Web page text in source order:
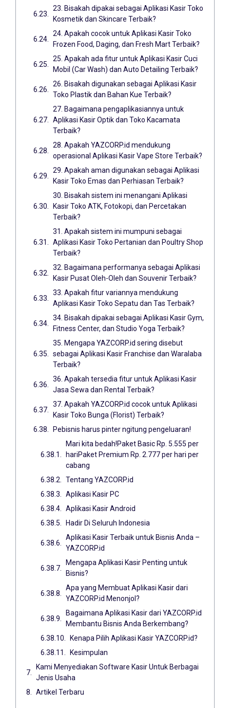
23. Bisakah dipakai sebagai Aplikasi Kasir Toko
Kosmetik dan Skincare Terbaik?
24. Apakah cocok untuk Aplikasi Kasir Toko
Frozen Food, Daging, dan Fresh Mart Terbaik?
25. Apakah ada fitur untuk Aplikasi Kasir Cuci
Mobil (Car Wash) dan Auto Detailing Terbaik?
26. Bisakah digunakan sebagai Aplikasi Kasir
Toko Plastik dan Bahan Kue Terbaik?
27. Bagaimana pengaplikasiannya untuk
Aplikasi Kasir Optik dan Toko Kacamata
Terbaik?
28. Apakah YAZCORP.id mendukung
operasional Aplikasi Kasir Vape Store Terbaik?
29. Apakah aman digunakan sebagai Aplikasi
Kasir Toko Emas dan Perhiasan Terbaik?
30. Bisakah sistem ini menangani Aplikasi
Kasir Toko ATK, Fotokopi, dan Percetakan
Terbaik?
31. Apakah sistem ini mumpuni sebagai
Aplikasi Kasir Toko Pertanian dan Poultry Shop
Terbaik?
32. Bagaimana performanya sebagai Aplikasi
Kasir Pusat Oleh-Oleh dan Souvenir Terbaik?
33. Apakah fitur variannya mendukung
Aplikasi Kasir Toko Sepatu dan Tas Terbaik?
34. Bisakah dipakai sebagai Aplikasi Kasir Gym,
Fitness Center, dan Studio Yoga Terbaik?
35. Mengapa YAZCORP.id sering disebut
sebagai Aplikasi Kasir Franchise dan Waralaba
Terbaik?
36. Apakah tersedia fitur untuk Aplikasi Kasir
Jasa Sewa dan Rental Terbaik?
37. Apakah YAZCORP.id cocok untuk Aplikasi
Kasir Toko Bunga (Florist) Terbaik?
Pebisnis harus pinter ngitung pengeluaran!
Mari kita bedah!Paket Basic Rp. 5.555 per
hariPaket Premium Rp. 2.777 per hari per
cabang
Tentang YAZCORP.id
Aplikasi Kasir PC
Aplikasi Kasir Android
Hadir Di Seluruh Indonesia
Aplikasi Kasir Terbaik untuk Bisnis Anda –
YAZCORP.id
Mengapa Aplikasi Kasir Penting untuk
Bisnis?
Apa yang Membuat Aplikasi Kasir dari
YAZCORP.id Menonjol?
Bagaimana Aplikasi Kasir dari YAZCORP.id
Membantu Bisnis Anda Berkembang?
Kenapa Pilih Aplikasi Kasir YAZCORP.id?
Kesimpulan
Kami Menyediakan Software Kasir Untuk Berbagai
Jenis Usaha
Artikel Terbaru